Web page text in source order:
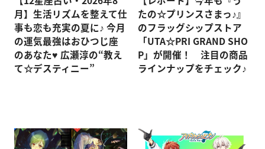
月】生活リズムを整えて仕
事も恋も充実の夏に♪ 今月
の運気最強はおひつじ座
のあなた♥ 広瀬淳の“教え
て☆デスティニー”
たの☆プリンスさまっ♪』
のフラッグシップストア
「UTA☆PRI GRAND SHO
P」が開催！ 注目の商品
ラインナップをチェック♪